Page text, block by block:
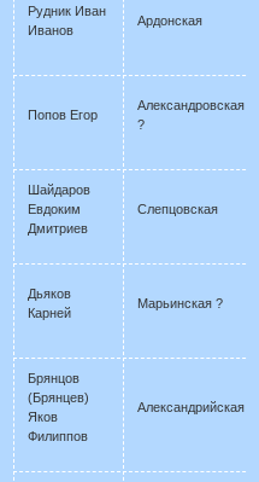
Рудник Иван
Иванов
Ардонская
Попов Егор
Александровская
?
Шайдаров
Евдоким
Дмитриев
Слепцовская
Дьяков
Карней
Марьинская ?
Брянцов
(Брянцев)
Яков
Филиппов
Александрийская